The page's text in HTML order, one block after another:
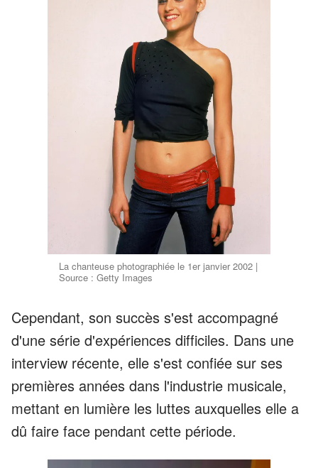
La chanteuse photographiée le 1er janvier 2002 |
Source : Getty Images
Cependant, son succès s'est accompagné
d'une série d'expériences difficiles. Dans une
interview récente, elle s'est confiée sur ses
premières années dans l'industrie musicale,
mettant en lumière les luttes auxquelles elle a
dû faire face pendant cette période.